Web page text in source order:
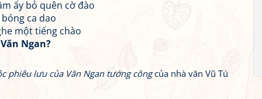
ấy bỏ quên cờ đào
ca dao
một tiếng chào
Văn Ngan?
phiêu lưu của Văn Ngan tướng côngcủa nhà văn Vũ Tú